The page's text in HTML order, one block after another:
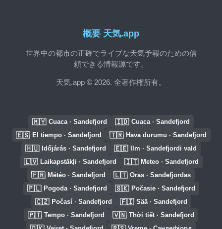
概要 天気.app
世界中の都市の正確でライブな天気予報のための信
頼できる情報源です。
天気.app © 2026. 全著作権所有。
🇲🇾 Cuaca · Sandefjord 🇮🇩 Cuaca · Sandefjord
🇪🇸 El tiempo · Sandefjord 🇹🇷 Hava durumu · Sandefjord
🇭🇺 Időjárás · Sandefjord 🇪🇪 Ilm · Sandefjordi vald
🇱🇻 Laikapstākļi · Sandefjord 🇮🇹 Meteo · Sandefjord
🇫🇷 Météo · Sandefjord 🇱🇹 Oras · Sandefjordas
🇵🇱 Pogoda · Sandefjord 🇸🇰 Počasie · Sandefjord
🇨🇿 Počasí · Sandefjord 🇫🇮 Sää · Sandefjord
🇵🇹 Tempo · Sandefjord 🇻🇳 Thời tiết · Sandefjord